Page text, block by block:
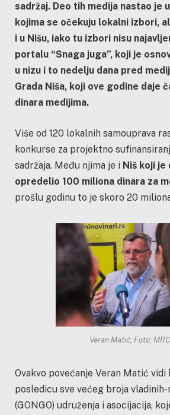
sadržaj. Deo tih medija nastao je
kojima se očekuju lokalni izbori,
i u Nišu, iako tu izbori nisu
portalu “Snaga juga”, koji je
u nizu i to nedelju dana pred
Grada Niša, koji ove godine daje
dinara medijima.
Više od 120 lokalnih samouprava
konkurse za projektno
sadržaja. Među njima je i Niš koji je
opredelio 100 miliona dinara za
prošlu godinu to je skoro 20
Veran Matić; Foto:
Ovakvo povećanje Veran Matić
posledicu sve većeg broja
(GONGO) udruženja i asocijacija,